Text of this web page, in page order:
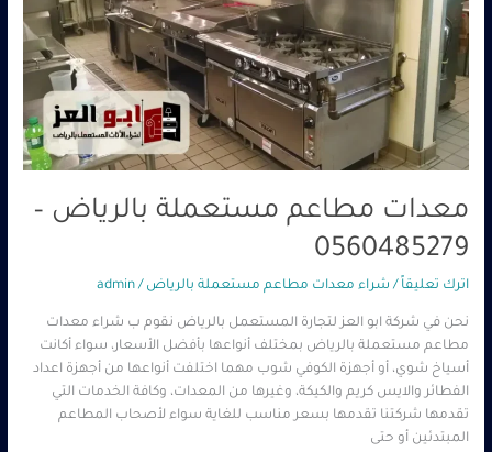
معدات مطاعم مستعملة بالرياض –
0560485279
اترك تعليقاً / شراء معدات مطاعم مستعملة بالرياض /
admin
نحن في شركة ابو العز لتجارة المستعمل بالرياض نقوم ب شراء معدات
مطاعم مستعملة بالرياض بمختلف أنواعها بأفضل الأسعار، سواء أكانت
أسياخ شوي، أو أجهزة الكوفي شوب مهما اختلفت أنواعها من أجهزة اعداد
الفطائر والايس كريم والكيكة، وغيرها من المعدات، وكافة الخدمات التي
تقدمها شركتنا تقدمها بسعر مناسب للغاية سواء لأصحاب المطاعم
المبتدئين أو حتى
0560485279